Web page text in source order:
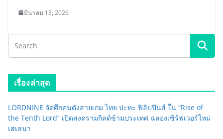
มีนาคม 13, 2026
เรื่องล่าสุด
LORDNINE จัดศึกคนดังสายเกม ไทย ปะทะ ฟิลิปปินส์ ใน “Rise of
the Tenth Lord” เปิดสงครามกิลด์ข้ามประเทศ ฉลองเซิร์ฟเวอร์ใหม่
เฮเลนา